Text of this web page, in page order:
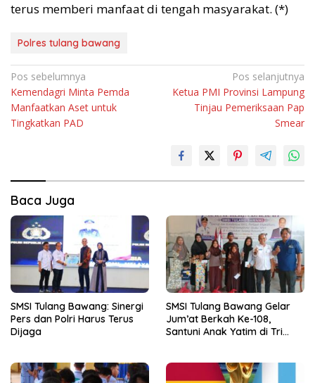
terus memberi manfaat di tengah masyarakat. (*)
Polres tulang bawang
Navigasi
pos
Pos sebelumnya
Kemendagri Minta Pemda
Manfaatkan Aset untuk
Tingkatkan PAD
Pos selanjutnya
Ketua PMI Provinsi Lampung
Tinjau Pemeriksaan Pap
Smear
Baca Juga
SMSI Tulang Bawang: Sinergi
Pers dan Polri Harus Terus
Dijaga
SMSI Tulang Bawang Gelar
Jum’at Berkah Ke-108,
Santuni Anak Yatim di Tri